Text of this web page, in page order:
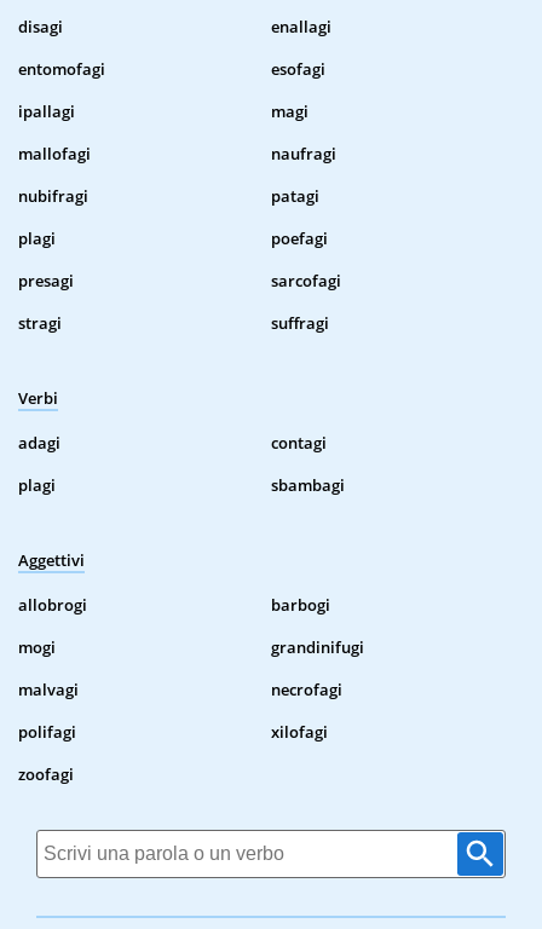
disagi
enallagi
entomofagi
esofagi
ipallagi
magi
mallofagi
naufragi
nubifragi
patagi
plagi
poefagi
presagi
sarcofagi
stragi
suffragi
Verbi
adagi
contagi
plagi
sbambagi
Aggettivi
allobrogi
barbogi
mogi
grandinifugi
malvagi
necrofagi
polifagi
xilofagi
zoofagi